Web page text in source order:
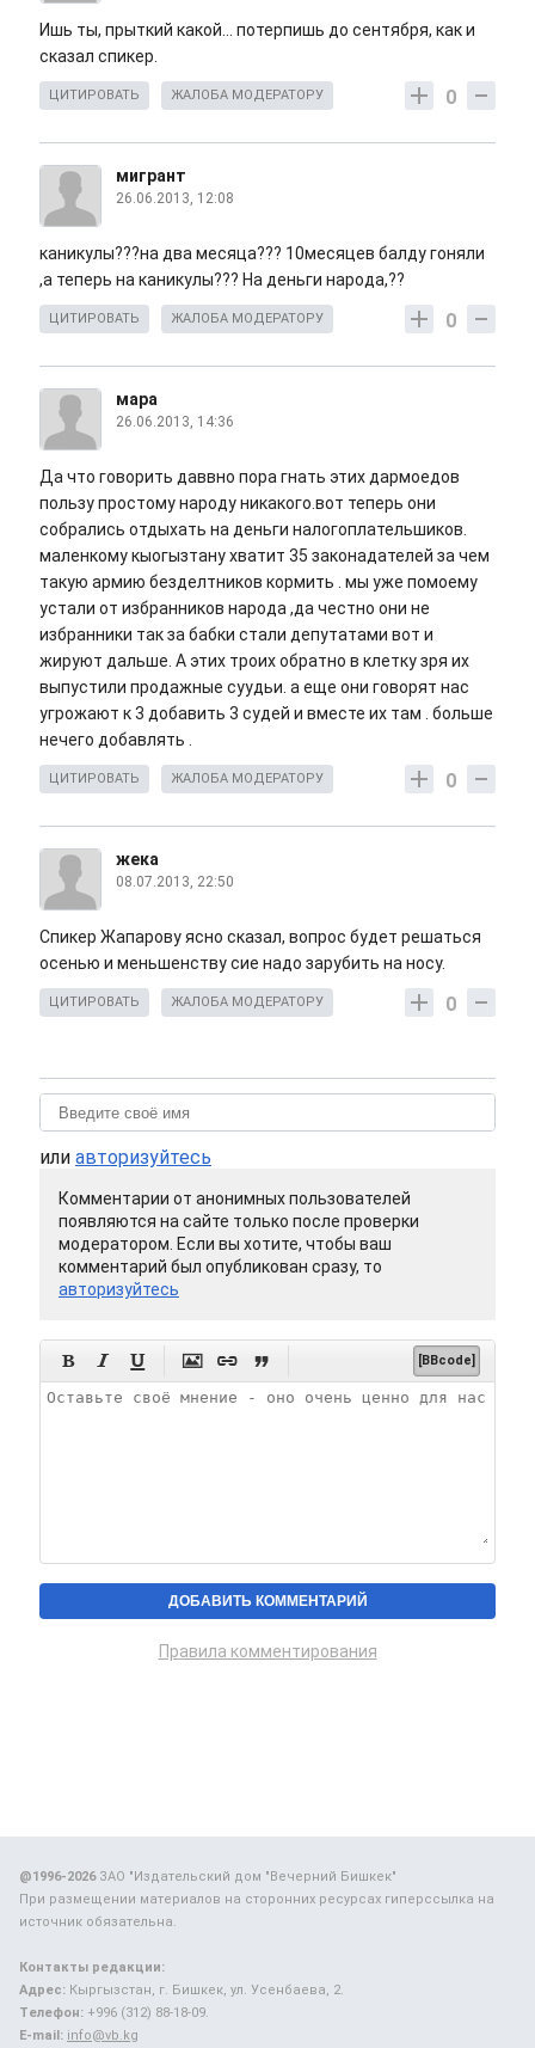
Ишь ты, прыткий какой... потерпишь до сентября, как и
сказал спикер.
0
ЦИТИРОВАТЬ ЖАЛОБА МОДЕРАТОРУ
мигрант
26.06.2013, 12:08
каникулы???на два месяца??? 10месяцев балду гоняли
,а теперь на каникулы??? На деньги народа,??
0
ЦИТИРОВАТЬ ЖАЛОБА МОДЕРАТОРУ
мара
26.06.2013, 14:36
Да что говорить даввно пора гнать этих дармоедов
пользу простому народу никакого.вот теперь они
собрались отдыхать на деньги налогоплательшиков.
маленкому кыогызтану хватит 35 законадателей за чем
такую армию безделтников кормить . мы уже помоему
устали от избранников народа ,да честно они не
избранники так за бабки стали депутатами вот и
жируют дальше. А этих троих обратно в клетку зря их
выпустили продажные суудьи. а еще они говорят нас
угрожают к 3 добавить 3 судей и вместе их там . больше
нечего добавлять .
0
ЦИТИРОВАТЬ ЖАЛОБА МОДЕРАТОРУ
жека
08.07.2013, 22:50
Спикер Жапарову ясно сказал, вопрос будет решаться
осенью и меньшенству сие надо зарубить на носу.
0
ЦИТИРОВАТЬ ЖАЛОБА МОДЕРАТОРУ
или авторизуйтесь
Комментарии от анонимных пользователей
появляются на сайте только после проверки
модератором. Если вы хотите, чтобы ваш
комментарий был опубликован сразу, то
авторизуйтесь
      [BBcode]
Правила комментирования
@1996-2026ЗАО "Издательский дом "Вечерний Бишкек"
При размещении материалов на сторонних ресурсах гиперссылка на
источник обязательна.
Контакты редакции:
Адрес: Кыргызстан, г. Бишкек, ул. Усенбаева, 2.
Телефон: +996 (312) 88-18-09.
E-mail: info@vb.kg